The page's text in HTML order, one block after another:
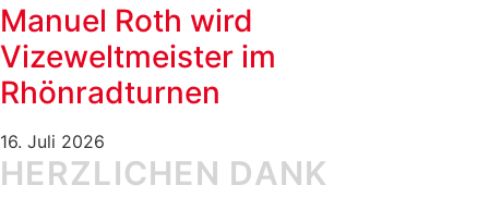
Manuel Roth wird
Vizeweltmeister im
Rhönradturnen
16. Juli 2026
HERZLICHEN DANK